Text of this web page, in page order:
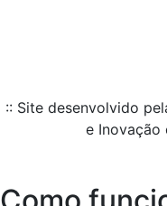
:: Site desenvolvido
e Inovação